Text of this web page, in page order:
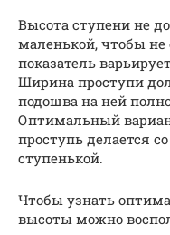
Высота ступени не
маленькой, чтобы
показатель
Ширина проступи
подошва на ней
Оптимальный
проступь делается
ступенькой.
Чтобы узнать
высоты можно